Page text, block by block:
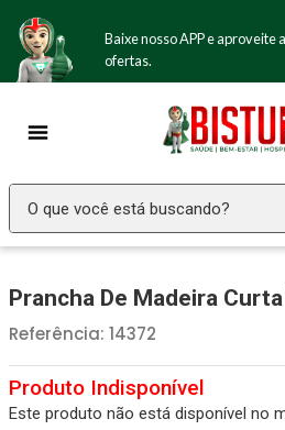
Baixe nosso APP e aproveite
ofertas.
O que você está buscando?
Prancha De Madeira
Referência: 14372
Este produto não está disponível no
1º Seringa Insulina
2º Fralda Geriatrica
Luva Latex
4º Estetoscopio Littmann